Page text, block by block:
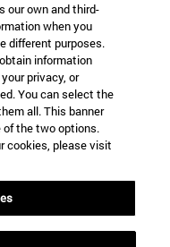
our own and third-
when you
different purposes.
information
privacy, or
You can select the
all. This banner
of the two options.
cookies, please visit